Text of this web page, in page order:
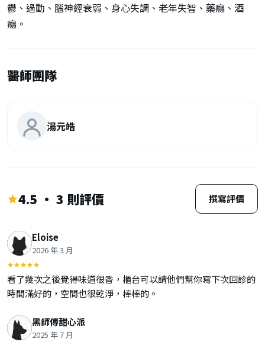
鬱、過動、腦神經衰弱、身心失調、老年失智、藥癮、酒
癮。
醫師團隊
湯元皓
4.5 · 3 則評價 撰寫評價
Eloise
2026 年 3 月
看了幾次之後覺得味道很香，櫃台可以請他們幫你寫下次回診的
時間滿好的，空間也很乾淨，棒棒的。
黑師傅甜心派
2025 年 7 月